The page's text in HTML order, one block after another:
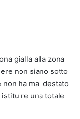
gialla alla zona
non siano sotto
ha mai destato
una totale